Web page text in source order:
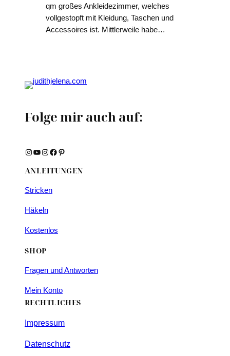
qm großes Ankleidezimmer, welches
vollgestopft mit Kleidung, Taschen und
Accessoires ist. Mittlerweile habe…
Folge mir auch auf:
Instagram YouTube Instagram Facebook Pinterest
ANLEITUNGEN
Stricken
Häkeln
Kostenlos
SHOP
Fragen und Antworten
Mein Konto
RECHTLICHES
Impressum
Datenschutz